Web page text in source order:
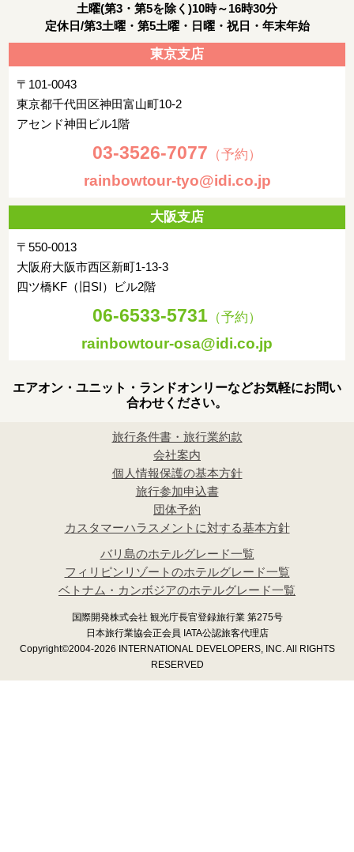
土曜(第3・第5を除く)10時～16時30分
定休日/第3土曜・第5土曜・日曜・祝日・年末年始
東京支店
〒101-0043
東京都千代田区神田富山町10-2
アセンド神田ビル1階
03-3526-7077 （予約）
rainbowtour-tyo@idi.co.jp
大阪支店
〒550-0013
大阪府大阪市西区新町1-13-3
四ツ橋KF（旧SI）ビル2階
06-6533-5731 （予約）
rainbowtour-osa@idi.co.jp
エアオン・ユニット・ランドオンリーなどお気軽にお問い
合わせください。
旅行条件書・旅行業約款
会社案内
個人情報保護の基本方針
旅行参加申込書
団体予約
カスタマーハラスメントに対する基本方針
バリ島のホテルグレード一覧
フィリピンリゾートのホテルグレード一覧
ベトナム・カンボジアのホテルグレード一覧
国際開発株式会社 観光庁長官登録旅行業 第275号
日本旅行業協会正会員 IATA公認旅客代理店
Copyright©2004-2026 INTERNATIONAL DEVELOPERS, INC. All RIGHTS
RESERVED